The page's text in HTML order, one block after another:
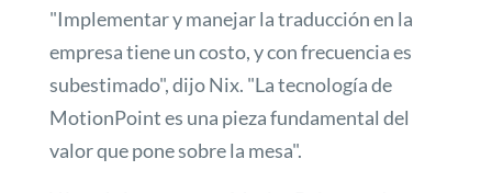
"Implementar y manejar la traducción en la
empresa tiene un costo, y con frecuencia es
subestimado", dijo Nix. "La tecnología de
MotionPoint es una pieza fundamental del
valor que pone sobre la mesa".